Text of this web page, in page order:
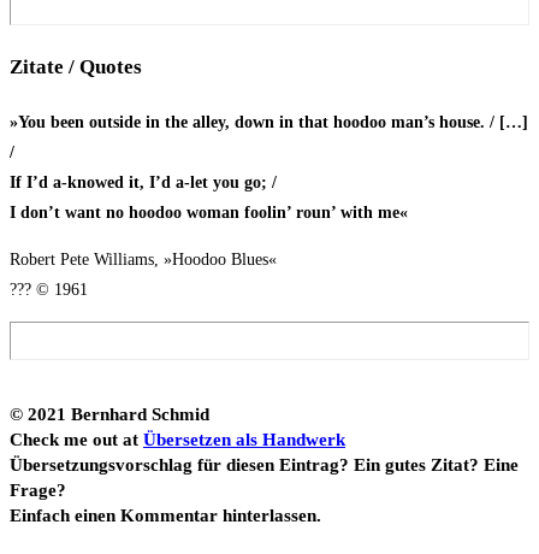
Zita­te / Quotes
»You been out­side in the alley, down in that hoo­doo man’s house. / […]
/
If I’d a‑knowed it, I’d a‑let you go; /
I don’t want no hoo­doo woman foo­lin’ roun’ with me«
Robert Pete Wil­liams, »Hoo­doo Blues«
??? © 1961
© 2021 Bern­hard Schmid
Check me out at Über­set­zen als Hand­werk
Über­set­zungs­vor­schlag für die­sen Ein­trag? Ein gutes Zitat? Eine
Fra­ge?
Ein­fach einen Kom­men­tar hinterlassen.